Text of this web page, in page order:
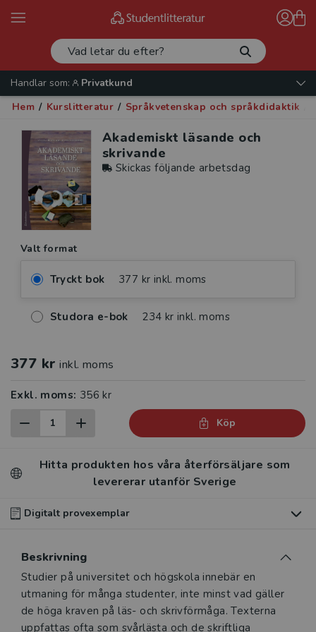
Handlar som:
Privatkund
Hem / Kurslitteratur / Språkvetenskap och språkdidaktik
Akademiskt läsande och
skrivande
Skickas följande arbetsdag
Valt format
Tryckt bok 377 kr inkl. moms
Studora e-bok 234 kr inkl. moms
377 kr inkl. moms
Exkl. moms: 356 kr
Köp
Hitta produkten hos våra återförsäljare som
levererar utanför Sverige
Digitalt provexemplar
digitalt provexemplar av den här produkten
Våra digitala provexemplar tillhandahålls via Studora.se
och ger dig tillgång till boken under 180 dagar. Observera
att erbjudandet endast gäller relevanta produkter för din
Beskrivning
Beskrivning
Studier på universitet och högskola innebär en
utmaning för många studenter, inte minst vad gäller
de höga kraven på läs- och skrivförmåga. Texterna
uppfattas ofta som svårlästa och de skriftliga